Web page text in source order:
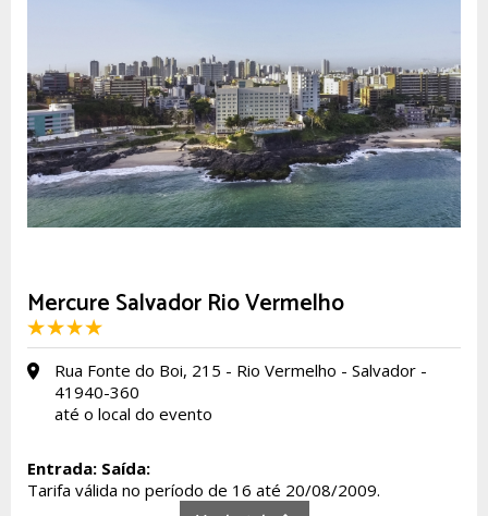
Mercure Salvador Rio Vermelho
Rua Fonte do Boi, 215 - Rio Vermelho - Salvador -
41940-360
até o local do evento
Entrada: Saída:
Tarifa válida no período de 16 até 20/08/2009.